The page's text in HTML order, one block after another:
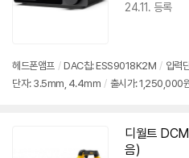
24.11. 등록
헤드폰앰프 / DAC칩: ESS9018K2M / 입력
단자: 3.5mm, 4.4mm / 출시가: 1,250,000
디월트
음)